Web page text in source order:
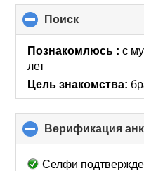
Поиск
to
collapse
Познакомлюсь :с
лет
Цель знакомства:
Верификация
Селфи